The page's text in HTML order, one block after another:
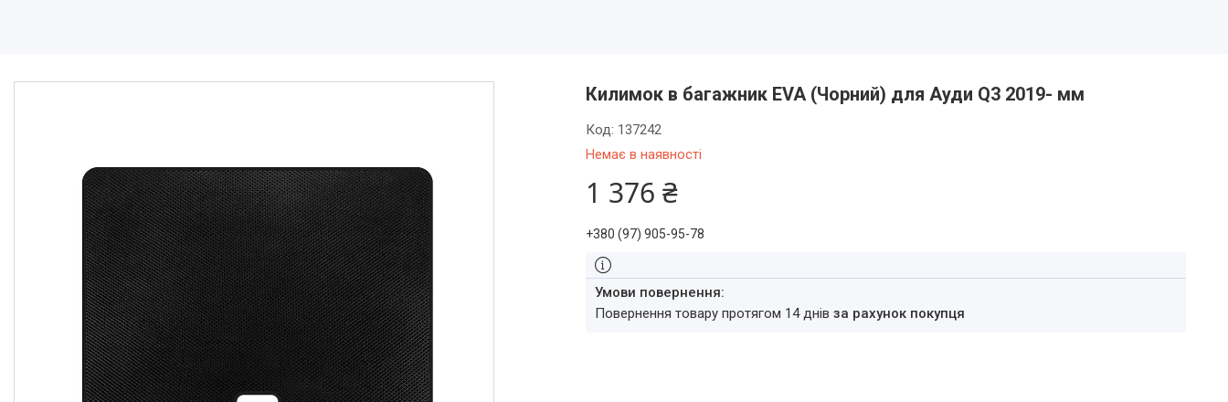
Політика конфіденційності
Договір оферти
Килимок в багажник EVA (Чорний) для Ауди Q3 2019- мм
Немає в наявності
Код: 137242
1 376 ₴
+380 (97) 905-95-78
повернення товару протягом 14 днівза рахунок покупця